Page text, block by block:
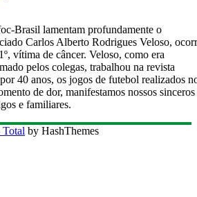
Brasil lamentam profundamente o
Carlos Alberto Rodrigues Veloso,
vítima de câncer. Veloso, como era
pelos colegas, trabalhou na revista
40 anos, os jogos de futebol realizados
de dor, manifestamos nossos sinceros
e familiares.
Total by HashThemes